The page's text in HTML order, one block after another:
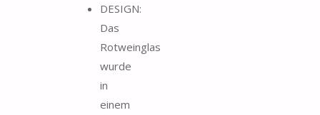
DESIGN:
Das
Rotweinglas
wurde
in
einem